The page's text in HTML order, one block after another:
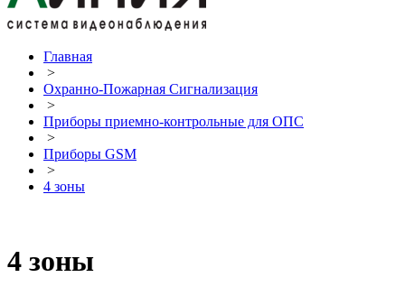
Главная
>
Охранно-Пожарная Сигнализация
>
Приборы приемно-контрольные для ОПС
>
Приборы GSM
>
4 зоны
4 зоны